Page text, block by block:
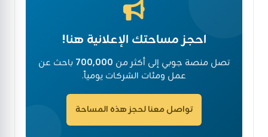
احجز مساحتك الإعلانية هنا!
تصل منصة جوبي إلى أكثر من 700,000 باحث عن
عمل ومئات الشركات يومياً.
تواصل معنا لحجز هذه المساحة